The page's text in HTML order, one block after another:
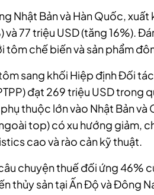
Nhật Bản và Hàn Quốc,
và 77 triệu USD (tăng 16%).
tôm chế biến và sản phẩm
sang khối Hiệp định Đối
đạt 269 triệu USD trong
thuộc lớn vào Nhật Bản
top) có xu hướng giảm,
cao và rào cản kỹ thuật.
chuyện thuế đối ứng 46%
thủy sản tại Ấn Độ và Đông